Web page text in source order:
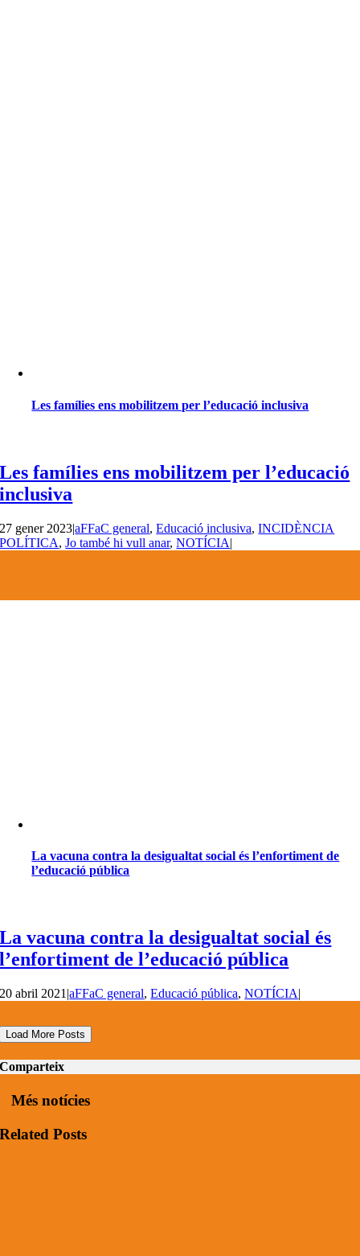
Les famílies ens mobilitzem per l’educació inclusiva
Les famílies ens mobilitzem per l’educació
inclusiva
27 gener 2023|aFFaC general,Educació inclusiva,INCIDÈNCIA
POLÍTICA,Jo també hi vull anar,NOTÍCIA|
La vacuna contra la desigualtat social és l’enfortiment de
l’educació pública
La vacuna contra la desigualtat social és
l’enfortiment de l’educació pública
20 abril 2021 |aFFaC general,Educació pública,NOTÍCIA|
Load More Posts
Comparteix
Més notícies
Related Posts